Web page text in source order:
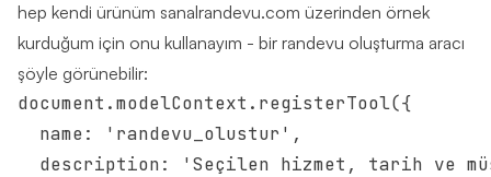
hep kendi ürünüm sanalrandevu.com üzerinden örnek
kurduğum için onu kullanayım - bir randevu oluşturma aracı
şöyle görünebilir:
document.modelContext.registerTool({
  name: 'randevu_olustur',
description: 'Seçilen hizmet, tarih ve